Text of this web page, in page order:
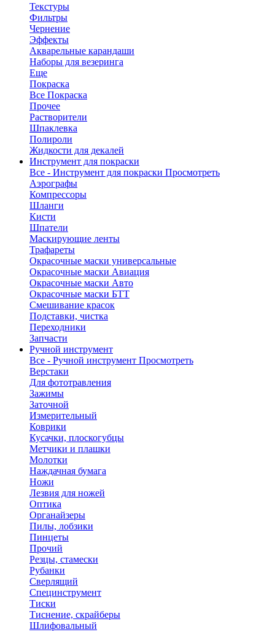
Текстуры
Фильтры
Чернение
Эффекты
Акварельные карандаши
Наборы для везеринга
Еще
Покраска
Все Покраска
Прочее
Растворители
Шпаклевка
Полироли
Жидкости для декалей
Инструмент для покраски
Все - Инструмент для покраски Просмотреть
Аэрографы
Компрессоры
Шланги
Кисти
Шпатели
Маскирующие ленты
Трафареты
Окрасочные маски универсальные
Окрасочные маски Авиация
Окрасочные маски Авто
Окрасочные маски БТТ
Смешивание красок
Подставки, чистка
Переходники
Запчасти
Ручной инструмент
Все - Ручной инструмент Просмотреть
Верстаки
Для фототравления
Зажимы
Заточной
Измерительный
Коврики
Кусачки, плоскогубцы
Метчики и плашки
Молотки
Наждачная бумага
Ножи
Лезвия для ножей
Оптика
Органайзеры
Пилы, лобзики
Пинцеты
Прочий
Резцы, стамески
Рубанки
Сверлящий
Специнструмент
Тиски
Тиснение, скрайберы
Шлифовальный